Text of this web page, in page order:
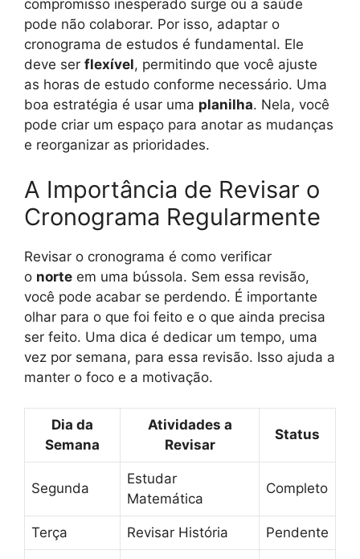
compromisso inesperado surge ou a saúde
pode não colaborar. Por isso, adaptar o
cronograma de estudos é fundamental. Ele
deve ser flexível, permitindo que você ajuste
as horas de estudo conforme necessário. Uma
boa estratégia é usar uma planilha. Nela, você
pode criar um espaço para anotar as mudanças
e reorganizar as prioridades.
A Importância de Revisar o
Cronograma Regularmente
Revisar o cronograma é como verificar
o norte em uma bússola. Sem essa revisão,
você pode acabar se perdendo. É importante
olhar para o que foi feito e o que ainda precisa
ser feito. Uma dica é dedicar um tempo, uma
vez por semana, para essa revisão. Isso ajuda a
manter o foco e a motivação.
Dia da
Semana
Atividades a
Revisar
Status
Segunda
Estudar
Matemática
Completo
Terça Revisar História Pendente